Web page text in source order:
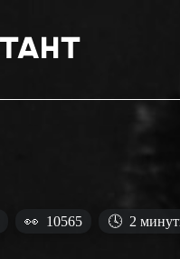
👀 10565 🕓 2